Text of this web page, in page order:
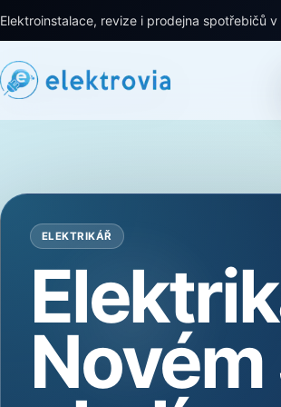
Elektroinstalace, revize i prodejna spotřebičů v
ELEKTRIKÁŘ